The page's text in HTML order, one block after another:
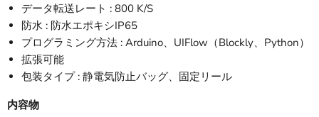
データ転送レート : 800 K/S
防水 : 防水エポキシIP65
プログラミング方法 : Arduino、UIFlow（Blockly、Python）
拡張可能
包装タイプ : 静電気防止バッグ、固定リール
内容物